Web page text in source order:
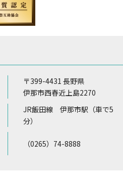
〒399-4431 長野県
伊那市西春近上島2270
JR飯田線 伊那市駅（車で5
分）
（0265）74-8888